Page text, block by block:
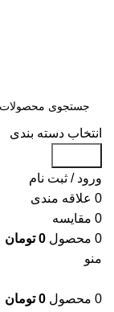
انتخاب دسته بندی
ورود / ثبت نام
0 علاقه مندی
0 مقایسه
0 محصول 0 تومان
منو
0 محصول 0 تومان